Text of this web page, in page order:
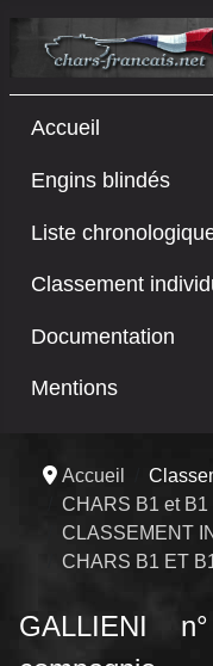
Accueil
Engins blindés
Liste
Classement
Documentation
Mentions
Accueil
CHARS B1 et B1
CLASSEMENT
CHARS B1 ET
GALLIENI